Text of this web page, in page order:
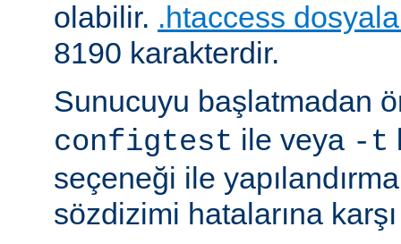
olabilir. .htaccess
8190 karakterdir.
Sunucuyu başlatmadan
configtest ile veya -t
seçeneği ile yapılandırma
sözdizimi hatalarına